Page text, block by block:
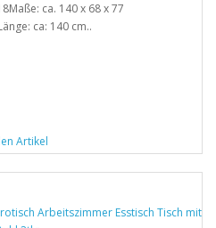
ca. 140 x 68 x 77
ca: 140 cm..
Artikel